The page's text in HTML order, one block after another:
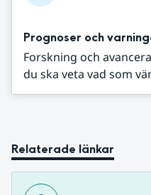
Prognoser och
Forskning och
du ska veta vad som
Relaterade länkar